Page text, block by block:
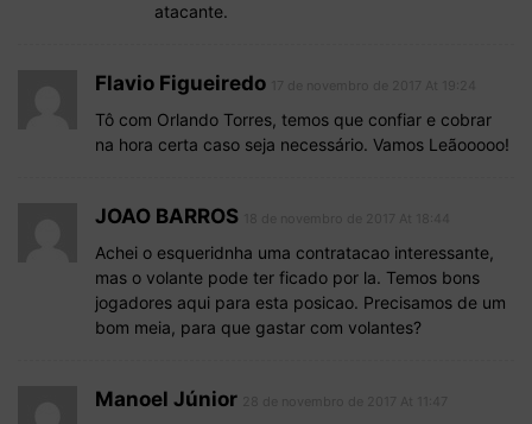
atacante.
Flavio Figueiredo
Tô com Orlando Torres, temos que confiar e cobrar
na hora certa caso seja necessário. Vamos Leãooooo!
JOAO BARROS
Achei o esqueridnha uma contratacao interessante,
mas o volante pode ter ficado por la. Temos bons
jogadores aqui para esta posicao. Precisamos de um
bom meia, para que gastar com volantes?
Manoel Júnior